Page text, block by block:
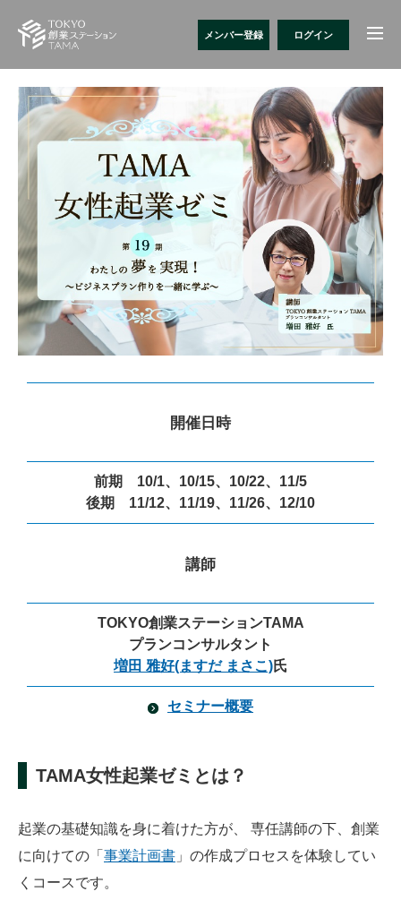
メンバー登録 ログイン
開催日時
前期 10/1、10/15、10/22、11/5
後期 11/12、11/19、11/26、12/10
講師
TOKYO創業ステーションTAMA
プランコンサルタント
増田 雅好(ますだ まさこ)氏
セミナー概要
TAMA女性起業ゼミとは？
起業の基礎知識を身に着けた方が、 専任講師の下、創業
に向けての「 事業計画書 」の作成プロセスを体験してい
くコースです。